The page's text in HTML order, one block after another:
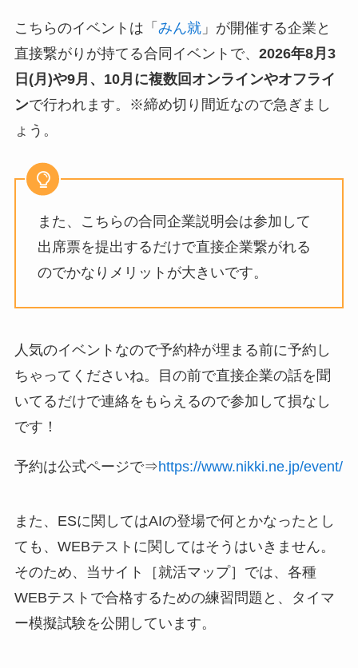
こちらのイベントは「 みん就」が開催する企業と
直接繋がりが持てる合同イベントで、 2026年8月3
日(月)や9月、10月 に複数回オンラインやオフライ
ンで行われます。※締め切り間近なので急ぎまし
ょう。
また、こちらの合同企業説明会は参加して
出席票を提出するだけで直接企業繋がれる
のでかなりメリットが大きいです。
人気のイベントなので予約枠が埋まる前に予約し
ちゃってくださいね。目の前で直接企業の話を聞
いてるだけで連絡をもらえるので参加して損なし
です！
予約は公式ページで⇒https://www.nikki.ne.jp/event/
また、ESに関してはAIの登場で何とかなったとし
ても、WEBテストに関してはそうはいきません。
そのため、当サイト［就活マップ］では、各種
WEBテストで合格するための練習問題と、タイマ
ー模擬試験を公開しています。